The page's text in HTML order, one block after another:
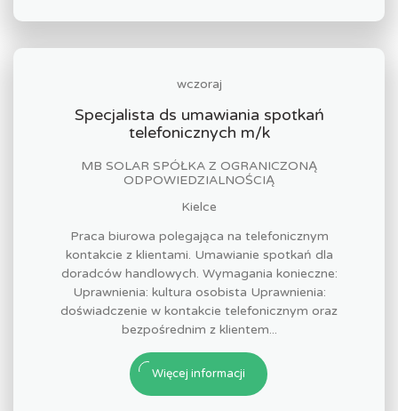
wczoraj
Specjalista ds umawiania spotkań
telefonicznych m/k
MB SOLAR SPÓŁKA Z OGRANICZONĄ
ODPOWIEDZIALNOŚCIĄ
Kielce
Praca biurowa polegająca na telefonicznym
kontakcie z klientami. Umawianie spotkań dla
doradców handlowych. Wymagania konieczne:
Uprawnienia: kultura osobista Uprawnienia:
doświadczenie w kontakcie telefonicznym oraz
bezpośrednim z klientem...
Więcej informacji